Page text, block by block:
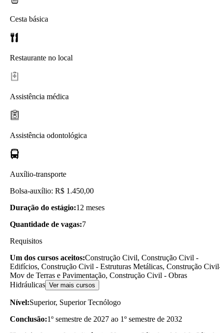
Cesta básica
Restaurante no local
Assistência médica
Assistência odontológica
Auxílio-transporte
Bolsa-auxílio: R$ 1.450,00
Duração do estágio:12 meses
Quantidade de vagas:7
Requisitos
Um dos cursos aceitos:Construção Civil, Construção Civil -
Edifícios, Construção Civil - Estruturas Metálicas, Construção
Mov de Terras e Pavimentação, Construção Civil - Obras
Hidráulicas Ver mais cursos
Nível:Superior, Superior Tecnólogo
Conclusão:1º semestre de 2027 ao 1º semestre de 2032